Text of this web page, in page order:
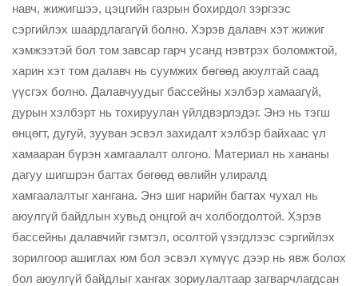
навч, жижигшээ, цэцгийн газрын бохирдол зэргээс
сэргийлэх шаардлагагүй болно. Хэрэв далавч хэт жижиг
хэмжээтэй бол том завсар гарч усанд нэвтрэх боломжтой,
харин хэт том далавч нь суумжих бөгөөд аюултай саад
үүсгэх болно. Далавчуудыг бассейны хэлбэр хамаагүй,
дурын хэлбэрт нь тохируулан үйлдвэрлэдэг. Энэ нь тэгш
өнцөгт, дугуй, зууван эсвэл захидалт хэлбэр байхаас үл
хамааран бүрэн хамгаалалт олгоно. Материал нь хананы
дагуу шигшрэн багтах бөгөөд өвлийн улиралд
хамгаалалтыг хангана. Энэ шиг нарийн багтах чухал нь
аюулгүй байдлын хувьд онцгой ач холбогдолтой. Хэрэв
бассейны далавчийг гэмтэл, осолтой үзэгдлээс сэргийлэх
зорилгоор ашиглах юм бол эсвэл хүмүүс дээр нь явж болох
бол аюулгүй байдлыг хангах зориулалтаар загварчлагдсан